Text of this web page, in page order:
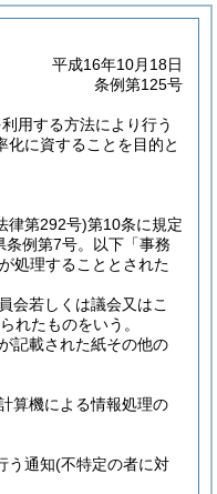
平成16年10月18日
条例第125号
用する方法により行う
に資することを目的と
律第292号)第10条に規定
条例第7号。以下「事務
処理することとされた
会若しくは議会又はこ
れたものをいう。
記載された紙その他の
算機による情報処理の
う通知(不特定の者に対